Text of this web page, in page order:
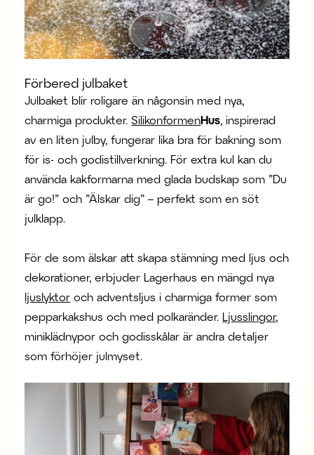
Förbered julbaket
Julbaket blir roligare än någonsin med nya,
charmiga produkter. SilikonformenHus , inspirerad
av en liten julby, fungerar lika bra för bakning som
för is- och godistillverkning. För extra kul kan du
använda kakformarna med glada budskap som ”Du
är go!” och ”Älskar dig” – perfekt som en söt
julklapp.
För de som älskar att skapa stämning med ljus och
dekorationer, erbjuder Lagerhaus en mängd nya
ljuslyktor och adventsljus i charmiga former som
pepparkakshus och med polkaränder. Ljusslingor,
miniklädnypor och godisskålar är andra detaljer
som förhöjer julmyset.